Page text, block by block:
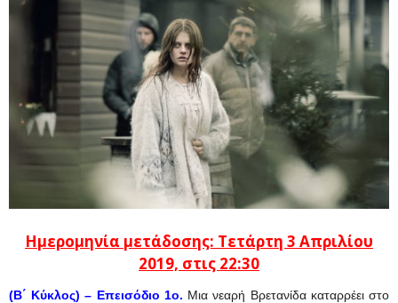
Ημερομηνία μετάδοσης: Τετάρτη 3 Απριλίου
2019, στις 22:30
(Β΄ Κύκλος) – Επεισόδιο 1ο. Μια νεαρή Βρετανίδα καταρρέει στο